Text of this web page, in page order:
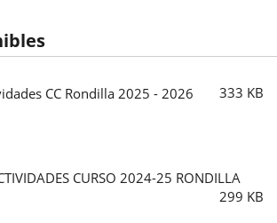
CC Rondilla 2025 - 2026 333 KB
CURSO 2024-25 RONDILLA
299 KB